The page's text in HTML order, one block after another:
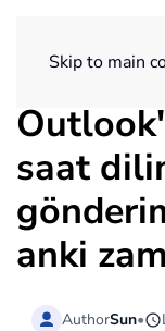
Skip to main
saat
anki
AuthorSun•